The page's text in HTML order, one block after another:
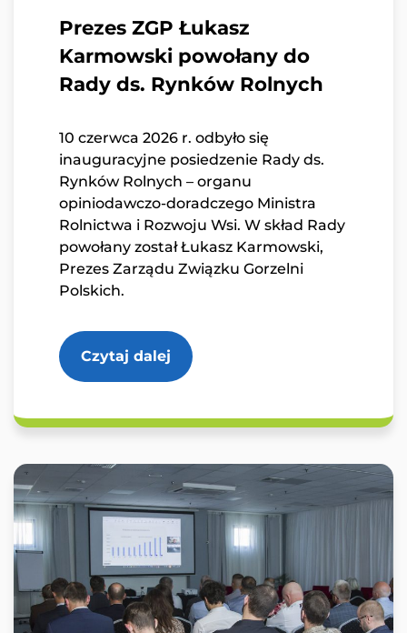
Prezes ZGP Łukasz
Karmowski powołany do
Rady ds. Rynków Rolnych
10 czerwca 2026 r. odbyło się
inauguracyjne posiedzenie Rady ds.
Rynków Rolnych – organu
opiniodawczo-doradczego Ministra
Rolnictwa i Rozwoju Wsi. W skład Rady
powołany został Łukasz Karmowski,
Prezes Zarządu Związku Gorzelni
Polskich.
Czytaj dalej